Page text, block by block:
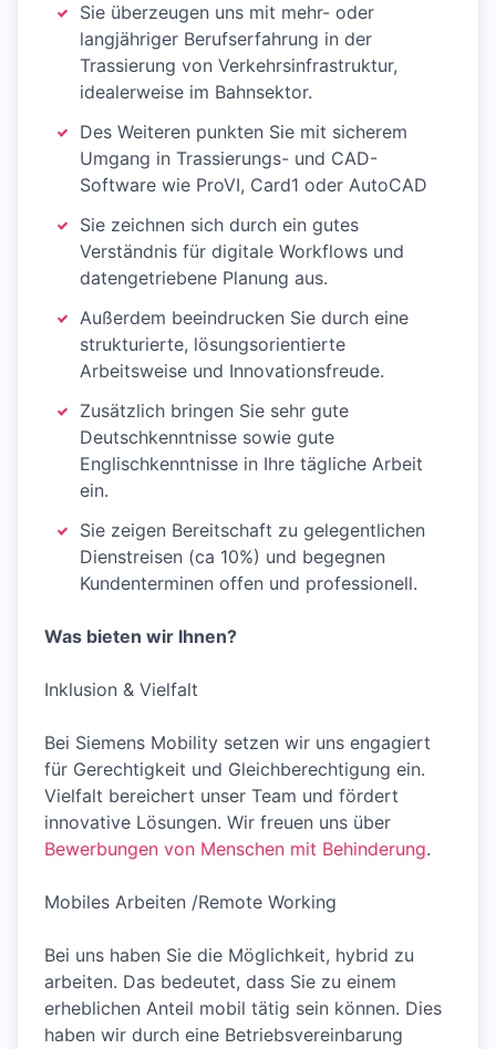
Sie überzeugen uns mit mehr- oder
langjähriger Berufserfahrung in der
Trassierung von Verkehrsinfrastruktur,
idealerweise im Bahnsektor.
Des Weiteren punkten Sie mit sicherem
Umgang in Trassierungs- und CAD-
Software wie ProVI, Card1 oder AutoCAD
Sie zeichnen sich durch ein gutes
Verständnis für digitale Workflows und
datengetriebene Planung aus.
Außerdem beeindrucken Sie durch eine
strukturierte, lösungsorientierte
Arbeitsweise und Innovationsfreude.
Zusätzlich bringen Sie sehr gute
Deutschkenntnisse sowie gute
Englischkenntnisse in Ihre tägliche Arbeit
ein.
Sie zeigen Bereitschaft zu gelegentlichen
Dienstreisen (ca 10%) und begegnen
Kundenterminen offen und professionell.
Was bieten wir Ihnen?
Inklusion & Vielfalt
Bei Siemens Mobility setzen wir uns engagiert
für Gerechtigkeit und Gleichberechtigung ein.
Vielfalt bereichert unser Team und fördert
innovative Lösungen. Wir freuen uns über
Bewerbungen von Menschen mit Behinderung.
Mobiles Arbeiten /Remote Working
Bei uns haben Sie die Möglichkeit, hybrid zu
arbeiten. Das bedeutet, dass Sie zu einem
erheblichen Anteil mobil tätig sein können. Dies
haben wir durch eine Betriebsvereinbarung